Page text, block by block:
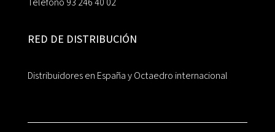
RED DE DISTRIBUCIÓN
Distribuidores en España y Octaedro internacional